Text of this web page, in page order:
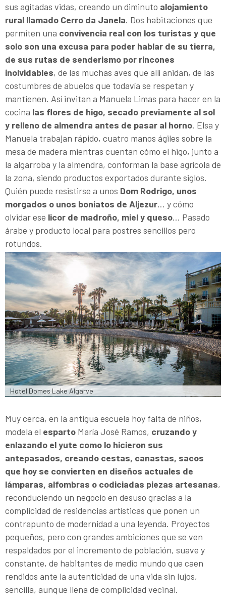
sus agitadas vidas, creando un diminuto alojamiento
rural llamado Cerro da Janela. Dos habitaciones que
permiten una convivencia real con los turistas y que
solo son una excusa para poder hablar de su tierra,
de sus rutas de senderismo por rincones
inolvidables, de las muchas aves que allí anidan, de las
costumbres de abuelos que todavía se respetan y
mantienen. Así invitan a Manuela Limas para hacer en la
cocina las flores de higo, secado previamente al sol
y relleno de almendra antes de pasar al horno. Elsa y
Manuela trabajan rápido, cuatro manos ágiles sobre la
mesa de madera mientras cuentan cómo el higo, junto a
la algarroba y la almendra, conforman la base agrícola de
la zona, siendo productos exportados durante siglos.
Quién puede resistirse a unos Dom Rodrigo, unos
morgados o unos boniatos de Aljezur… y cómo
olvidar ese licor de madroño, miel y queso… Pasado
árabe y producto local para postres sencillos pero
rotundos.
Hotel Domes Lake Algarve
Muy cerca, en la antigua escuela hoy falta de niños,
modela el esparto María José Ramos, cruzando y
enlazando el yute como lo hicieron sus
antepasados, creando cestas, canastas, sacos
que hoy se convierten en diseños actuales de
lámparas, alfombras o codiciadas piezas artesanas,
reconduciendo un negocio en desuso gracias a la
complicidad de residencias artísticas que ponen un
contrapunto de modernidad a una leyenda. Proyectos
pequeños, pero con grandes ambiciones que se ven
respaldados por el incremento de población, suave y
constante, de habitantes de medio mundo que caen
rendidos ante la autenticidad de una vida sin lujos,
sencilla, aunque llena de complicidad vecinal.